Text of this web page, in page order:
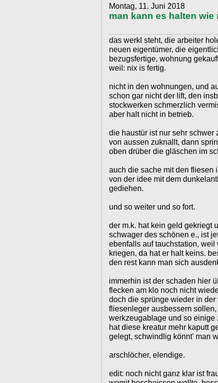
Montag, 11. Juni 2018
man kann es halten wie
das werkl steht, die arbeiter
neuen eigentümer, die
bezugsfertige, wohnung
weil: nix is fertig.
nicht in den wohnungen, und
schon gar nicht der lift, den
stockwerken schmerzlich
aber halt nicht in betrieb.
die haustür ist nur sehr
von aussen zuknallt, dann
oben drüber die gläschen im
auch die sache mit den fliesen
von der idee mit dem
gediehen.
und so weiter und so fort.
der m.k. hat kein geld gekriegt
schwager des schönen e., ist
ebenfalls auf tauchstation,
kriegen, da hat er halt keins.
den rest kann man sich
immerhin ist der schaden hier
flecken am klo noch nicht
doch die sprünge wieder in
fliesenleger ausbessern
werkzeugablage und so
hat diese kreatur mehr kaputt
gelegt, schwindlig könnt' man
arschlöcher, elendige.
edit: noch nicht ganz klar ist